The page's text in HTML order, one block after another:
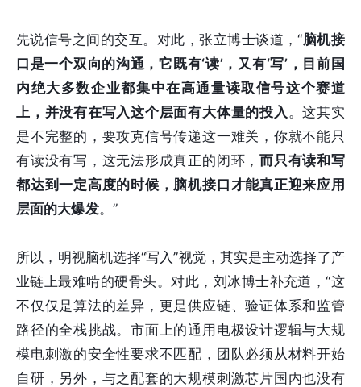
先说信号之间的交互。对此，张立博士谈道，“脑机接
口是一个双向的沟通，它既有‘读’，又有‘写’，目前国
内绝大多数企业都集中在高通量读取信号这个赛道
上，并没有在写入这个层面有大体量的投入 。这其实
是不完整的，要攻克信号传递这一难关，你就不能只
有读没有写，这无法形成真正的闭环，而只有读和写
都达到一定高度的时候，脑机接口才能真正迎来应用
层面的大爆发。”
所以，明视脑机选择“写入”视觉，其实是主动选择了产
业链上最难啃的硬骨头。对此，刘冰博士补充道，“这
不仅仅是算法的差异，更是供应链、验证体系和监管
路径的全栈挑战。市面上的通用电极设计逻辑与大规
模电刺激的安全性要求不匹配，团队必须从材料开始
自研，另外，与之配套的大规模刺激芯片国内也没有